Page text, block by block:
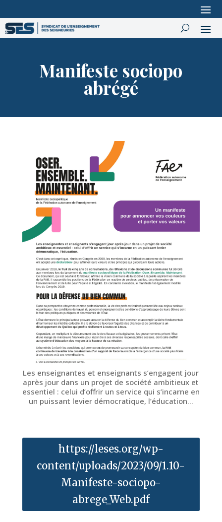
Manifeste sociopo
abrégé
Les enseignantes et enseignants s’engagent jour
après jour dans un projet de société ambitieux et
essentiel : celui d’offrir un service qui s’incarne en
un puissant levier démocratique, l’éducation…
https://leses.org/wp-
content/uploads/2023/09/1.10-
Manifeste-sociopo-
abrege_Web.pdf